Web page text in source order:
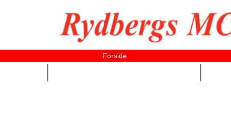
Forside